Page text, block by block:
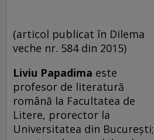
(articol publicat în Dilema
veche nr. 584 din 2015)
Liviu Papadima este
profesor de lite­ra­tură
română la Facultatea de
Litere, pro­rec­tor la
Universitatea din București;